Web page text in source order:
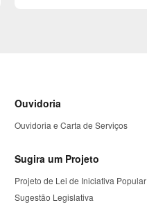
Ouvidoria
Ouvidoria e Carta de Serviços
Sugira um Projeto
Projeto de Lei de Iniciativa Popular
Sugestão Legislativa